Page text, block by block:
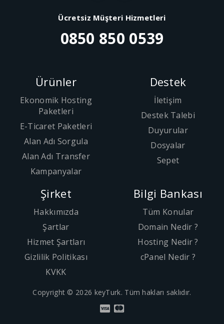
Ücretsiz Müşteri Hizmetleri
0850 850 0539
Ürünler
Ekonomik Hosting
Paketleri
E-Ticaret Paketleri
Alan Adı Sorgula
Alan Adı Transfer
Kampanyalar
Destek
İletişim
Destek Talebi
Duyurular
Dosyalar
Sepet
Şirket
Hakkımızda
Şartlar
Hizmet Şartları
Gizlilik Politikası
KVKK
Bilgi Bankası
Tüm Konular
Domain Nedir ?
Hosting Nedir ?
cPanel Nedir ?
Copyright © 2026 keyTurk. Tüm hakları saklıdır.